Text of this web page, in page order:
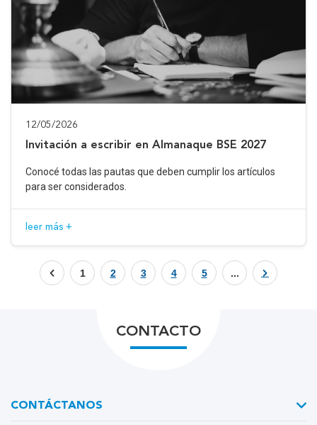
12/05/2026
Invitación a escribir en Almanaque BSE 2027
Conocé todas las pautas que deben cumplir los artículos
para ser considerados.
leer más +
1 2 3 4 5 ...
CONTACTO
CONTÁCTANOS